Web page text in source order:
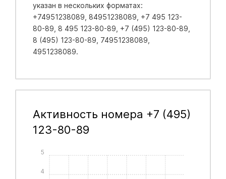
указан в нескольких форматах:
+74951238089, 84951238089, +7 495 123-
80-89, 8 495 123-80-89, +7 (495) 123-80-89,
8 (495) 123-80-89, 74951238089,
4951238089.
Активность номера +7 (495)
123-80-89
4
5